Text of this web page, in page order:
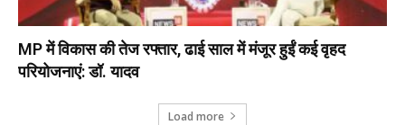
MP में विकास की तेज रफ्तार, ढाई साल में मंजूर हुईं कई वृहद
परियोजनाएं: डॉ. यादव
Load more